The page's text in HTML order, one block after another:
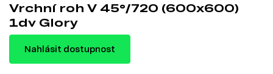
Vrchní roh V 45°/720 (600x600)
1dv Glory
Nahlásit dostupnost